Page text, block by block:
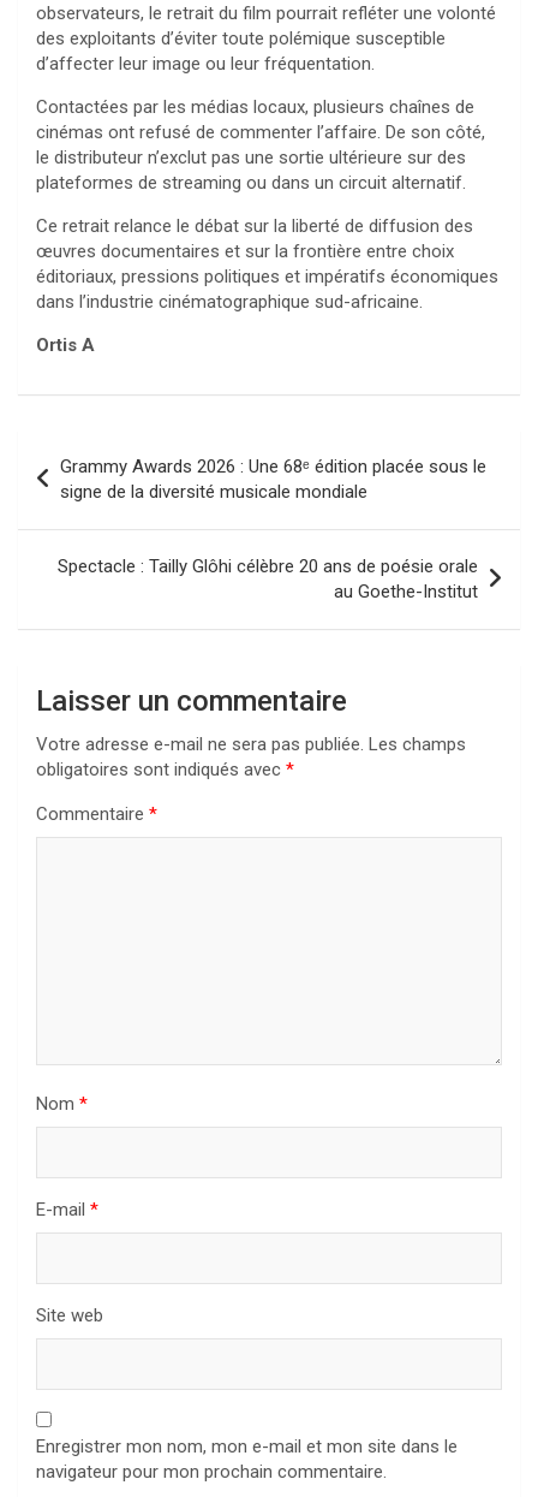
observateurs, le retrait du film pourrait refléter une volonté
des exploitants d’éviter toute polémique susceptible
d’affecter leur image ou leur fréquentation.
Contactées par les médias locaux, plusieurs chaînes de
cinémas ont refusé de commenter l’affaire. De son côté,
le distributeur n’exclut pas une sortie ultérieure sur des
plateformes de streaming ou dans un circuit alternatif.
Ce retrait relance le débat sur la liberté de diffusion des
œuvres documentaires et sur la frontière entre choix
éditoriaux, pressions politiques et impératifs économiques
dans l’industrie cinématographique sud-africaine.
Ortis A
de
l’article
Grammy Awards 2026 : Une 68ᵉ édition placée sous le
signe de la diversité musicale mondiale
Spectacle : Tailly Glôhi célèbre 20 ans de poésie orale
au Goethe-Institut
Laisser un commentaire
Votre adresse e-mail ne sera pas publiée. Les champs
obligatoires sont indiqués avec *
Commentaire *
Nom *
E-mail *
Site web
Enregistrer mon nom, mon e-mail et mon site dans le
navigateur pour mon prochain commentaire.